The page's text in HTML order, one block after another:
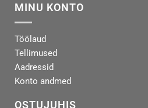
MINU KONTO
Töölaud
Tellimused
Aadressid
Konto andmed
OSTUJUHIS